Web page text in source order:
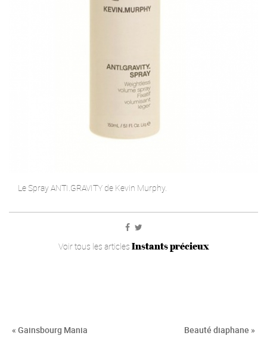
Le Spray ANTI.GRAVITY de Kevin Murphy.
Voir tous les articles Instants précieux
« Gainsbourg Mania Beauté diaphane »